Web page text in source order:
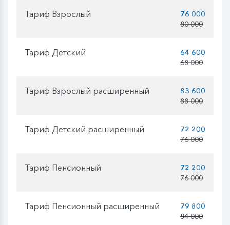
Тариф Взрослый
76 000
80 000
Тариф Детский
64 600
68 000
Тариф Взрослый расширенный
83 600
88 000
Тариф Детский расширенный
72 200
76 000
Тариф Пенсионный
72 200
76 000
Тариф Пенсионный расширенный
79 800
84 000